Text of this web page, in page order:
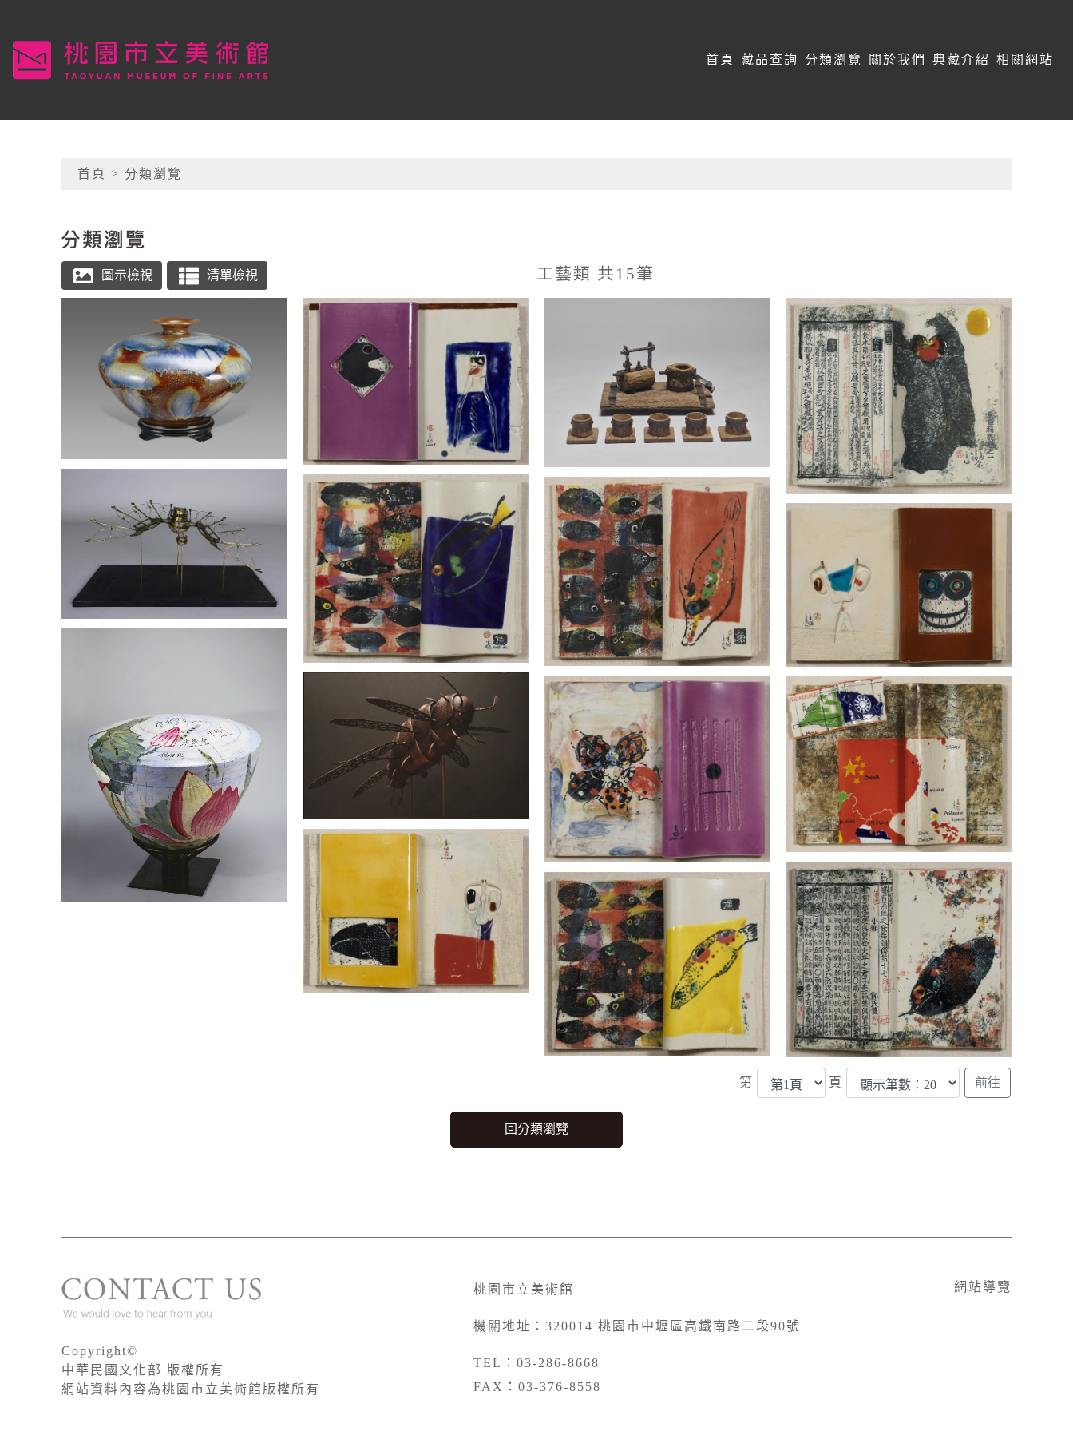
桃園市立美術館
網頁導覽
首頁 藏品查詢 分類瀏覽 關於我們 典藏介紹 相關網站
首頁 > 分類瀏覽
工藝類 共15筆
第 頁
Copyright©
中華民國文化部 版權所有
網站資料內容為桃園市立美術館版權所有
桃園市立美術館
機關地址：320014 桃園市中壢區高鐵南路二段90號
TEL：03-286-8668
FAX：03-376-8558
網站導覽